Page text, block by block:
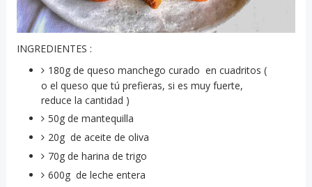
INGREDIENTES :
180g de queso manchego curado en cuadritos (
o el queso que tú prefieras, si es muy fuerte,
reduce la cantidad )
50g de mantequilla
20g de aceite de oliva
70g de harina de trigo
600g de leche entera